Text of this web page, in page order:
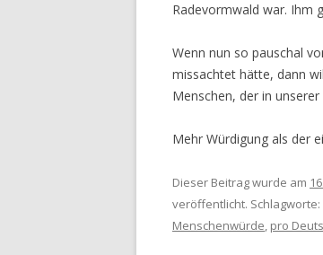
Radevormwald war. Ihm
Wenn nun so pauschal
missachtet hätte, dann
Menschen, der in
Mehr Würdigung als der
Dieser Beitrag wurde am
veröffentlicht. Schlagworte:
Menschenwürde, pro